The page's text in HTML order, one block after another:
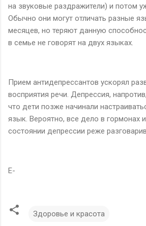
на звуковые раздражители) и потом
Обычно они могут отличать разные
месяцев, но теряют данную
в семье не говорят на двух языках.
Прием антидепрессантов ускорял
восприятия речи. Депрессия,
что дети позже начинали
язык. Вероятно, все дело в гормонах
состоянии депрессии реже
E-
Здоровье и красота